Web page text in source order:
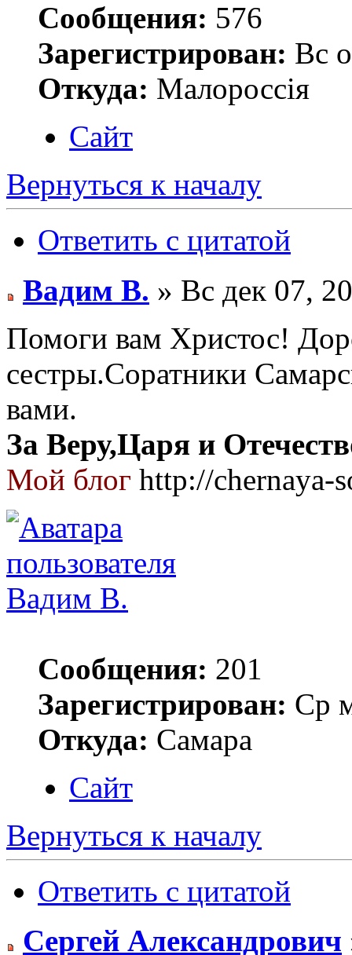
Сообщения: 576
Зарегистрирован: Вс
Откуда: Малороссiя
Сайт
Вернуться к началу
Ответить с цитатой
Вадим В. » Вс дек 07,
Помоги вам Христос!
сестры.Соратники
вами.
За Веру,Царя и
Мой блог http://chernaya-
Вадим В.
Сообщения: 201
Зарегистрирован: Ср
Откуда: Самара
Сайт
Вернуться к началу
Ответить с цитатой
Сергей Александрович